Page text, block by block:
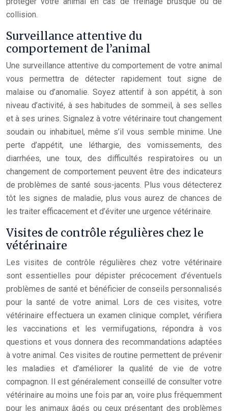
collision.
Surveillance attentive du
comportement de l’animal
Une surveillance attentive du comportement de votre animal
vous permettra de détecter rapidement tout signe de
malaise ou d’anomalie. Soyez attentif à son appétit, à son
niveau d’activité, à ses habitudes de sommeil, à ses selles
et à ses urines. Signalez à votre vétérinaire tout changement
soudain ou inhabituel, même s’il vous semble minime. Une
perte d’appétit, une léthargie, des vomissements, des
diarrhées, une toux, des difficultés respiratoires ou un
changement de comportement peuvent être des indicateurs
de problèmes de santé sous-jacents. Plus vous détecterez
tôt les signes de maladie, plus vous aurez de chances de
les traiter efficacement et d’éviter une urgence vétérinaire.
Visites de contrôle régulières chez le
vétérinaire
Les visites de contrôle régulières chez votre vétérinaire
sont essentielles pour dépister précocement d’éventuels
problèmes de santé et bénéficier de conseils personnalisés
pour la santé de votre animal. Lors de ces visites, votre
vétérinaire effectuera un examen clinique complet, vérifiera
les vaccinations et les vermifugations, répondra à vos
questions et vous donnera des recommandations adaptées
à votre animal. Ces visites de routine permettent de prévenir
les maladies et d’améliorer la qualité de vie de votre
compagnon. Il est généralement conseillé de consulter votre
vétérinaire au moins une fois par an, voire plus fréquemment
pour les animaux âgés ou ceux présentant des problèmes